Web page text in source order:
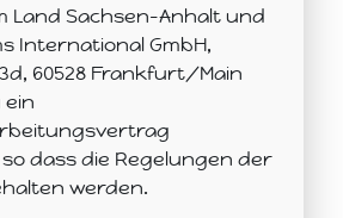
Land Sachsen-Anhalt und
International GmbH,
60528 Frankfurt/Main
dass die Regelungen der
werden.